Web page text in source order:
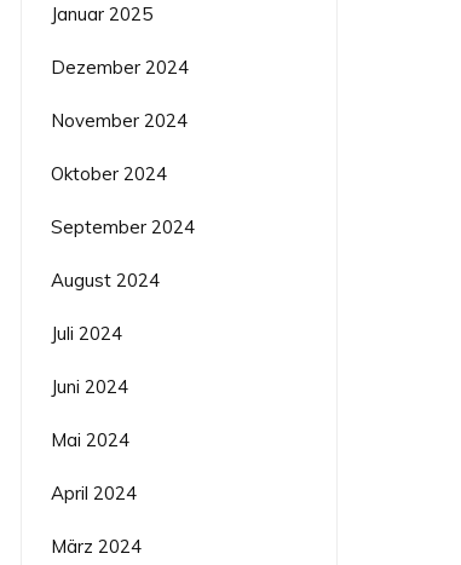
Januar 2025
Dezember 2024
November 2024
Oktober 2024
September 2024
August 2024
Juli 2024
Juni 2024
Mai 2024
April 2024
März 2024